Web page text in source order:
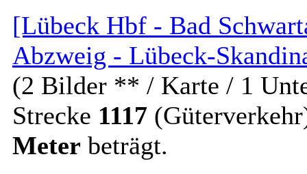
[Lübeck Hbf - Bad
Abzweig - Lübeck-
(2 Bilder ** / Karte / 1
Strecke 1117
Meter beträgt.